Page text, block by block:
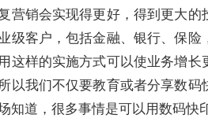
营销会实现得更好，得到更大
级客户，包括金融、银行、保
这样的实施方式可以使业务增
以我们不仅要教育或者分享数
知道，很多事情是可以用数码快